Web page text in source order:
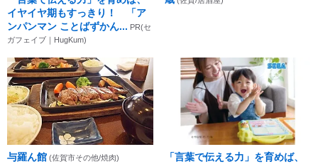
イヤイヤ期もすっきり！ 「ア
ンパンマン ことばずかん... PR(セ
ガフェイブ｜HugKum)
与羅ん館 (佐賀市その他/焼肉)
「言葉で伝える力」を育めば、